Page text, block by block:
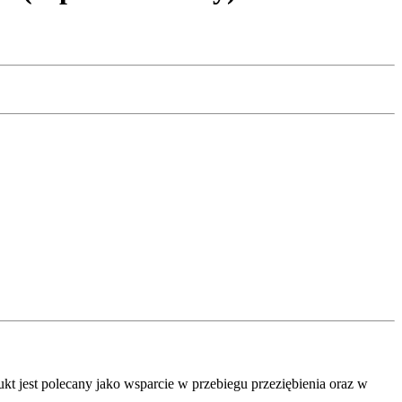
jest polecany jako wsparcie w przebiegu przeziębienia oraz w